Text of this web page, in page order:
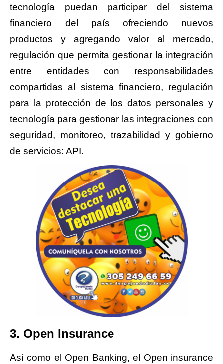
tecnología puedan participar del sistema
financiero del país ofreciendo nuevos
productos y agregando valor al mercado,
regulación que permita gestionar la integración
entre entidades con responsabilidades
compartidas al sistema financiero, regulación
para la protección de los datos personales y
tecnología para gestionar las integraciones con
seguridad, monitoreo, trazabilidad y gobierno
de servicios: API.
3. Open Insurance
Así como el Open Banking, el Open insurance